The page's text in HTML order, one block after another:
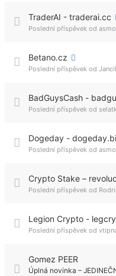
TraderAI - traderai.cc
Poslední příspěvek od
Betano.cz
Poslední příspěvek od
BadGuysCash -
Poslední příspěvek od
Dogeday -
Poslední příspěvek od
Crypto Stake –
Poslední příspěvek od
Legion Crypto -
Poslední příspěvek od
Gomez PEER
Úplná novinka –